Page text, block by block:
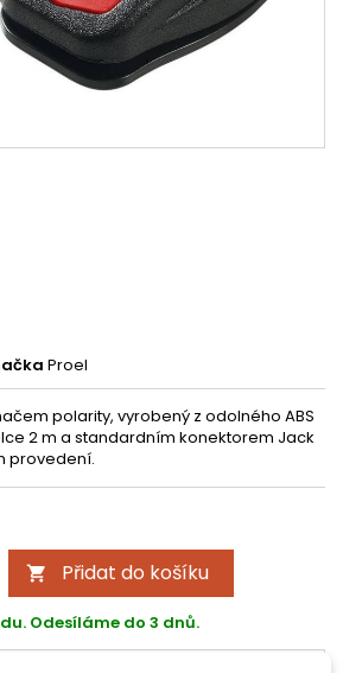
Proel
polarity, vyrobený z odolného ABS
2 m a standardním konektorem Jack
provedení.
 Přidat do košíku
Odesíláme do 3 dnů.